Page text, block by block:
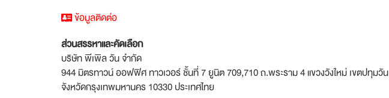
ข้อมูลติดต่อ
ส่วนสรรหาและคัดเลือก
บริษัท พีเพิล วัน จำกัด
944 มิตรทาวน์ ออฟฟิศ ทาวเวอร์ ชั้นที่ 7 ยูนิต 709,710 ถ.พระราม 4 แขวงวังใหม่ เขตปทุมวัน
จังหวัดกรุงเทพมหานคร 10330 ประเทศไทย